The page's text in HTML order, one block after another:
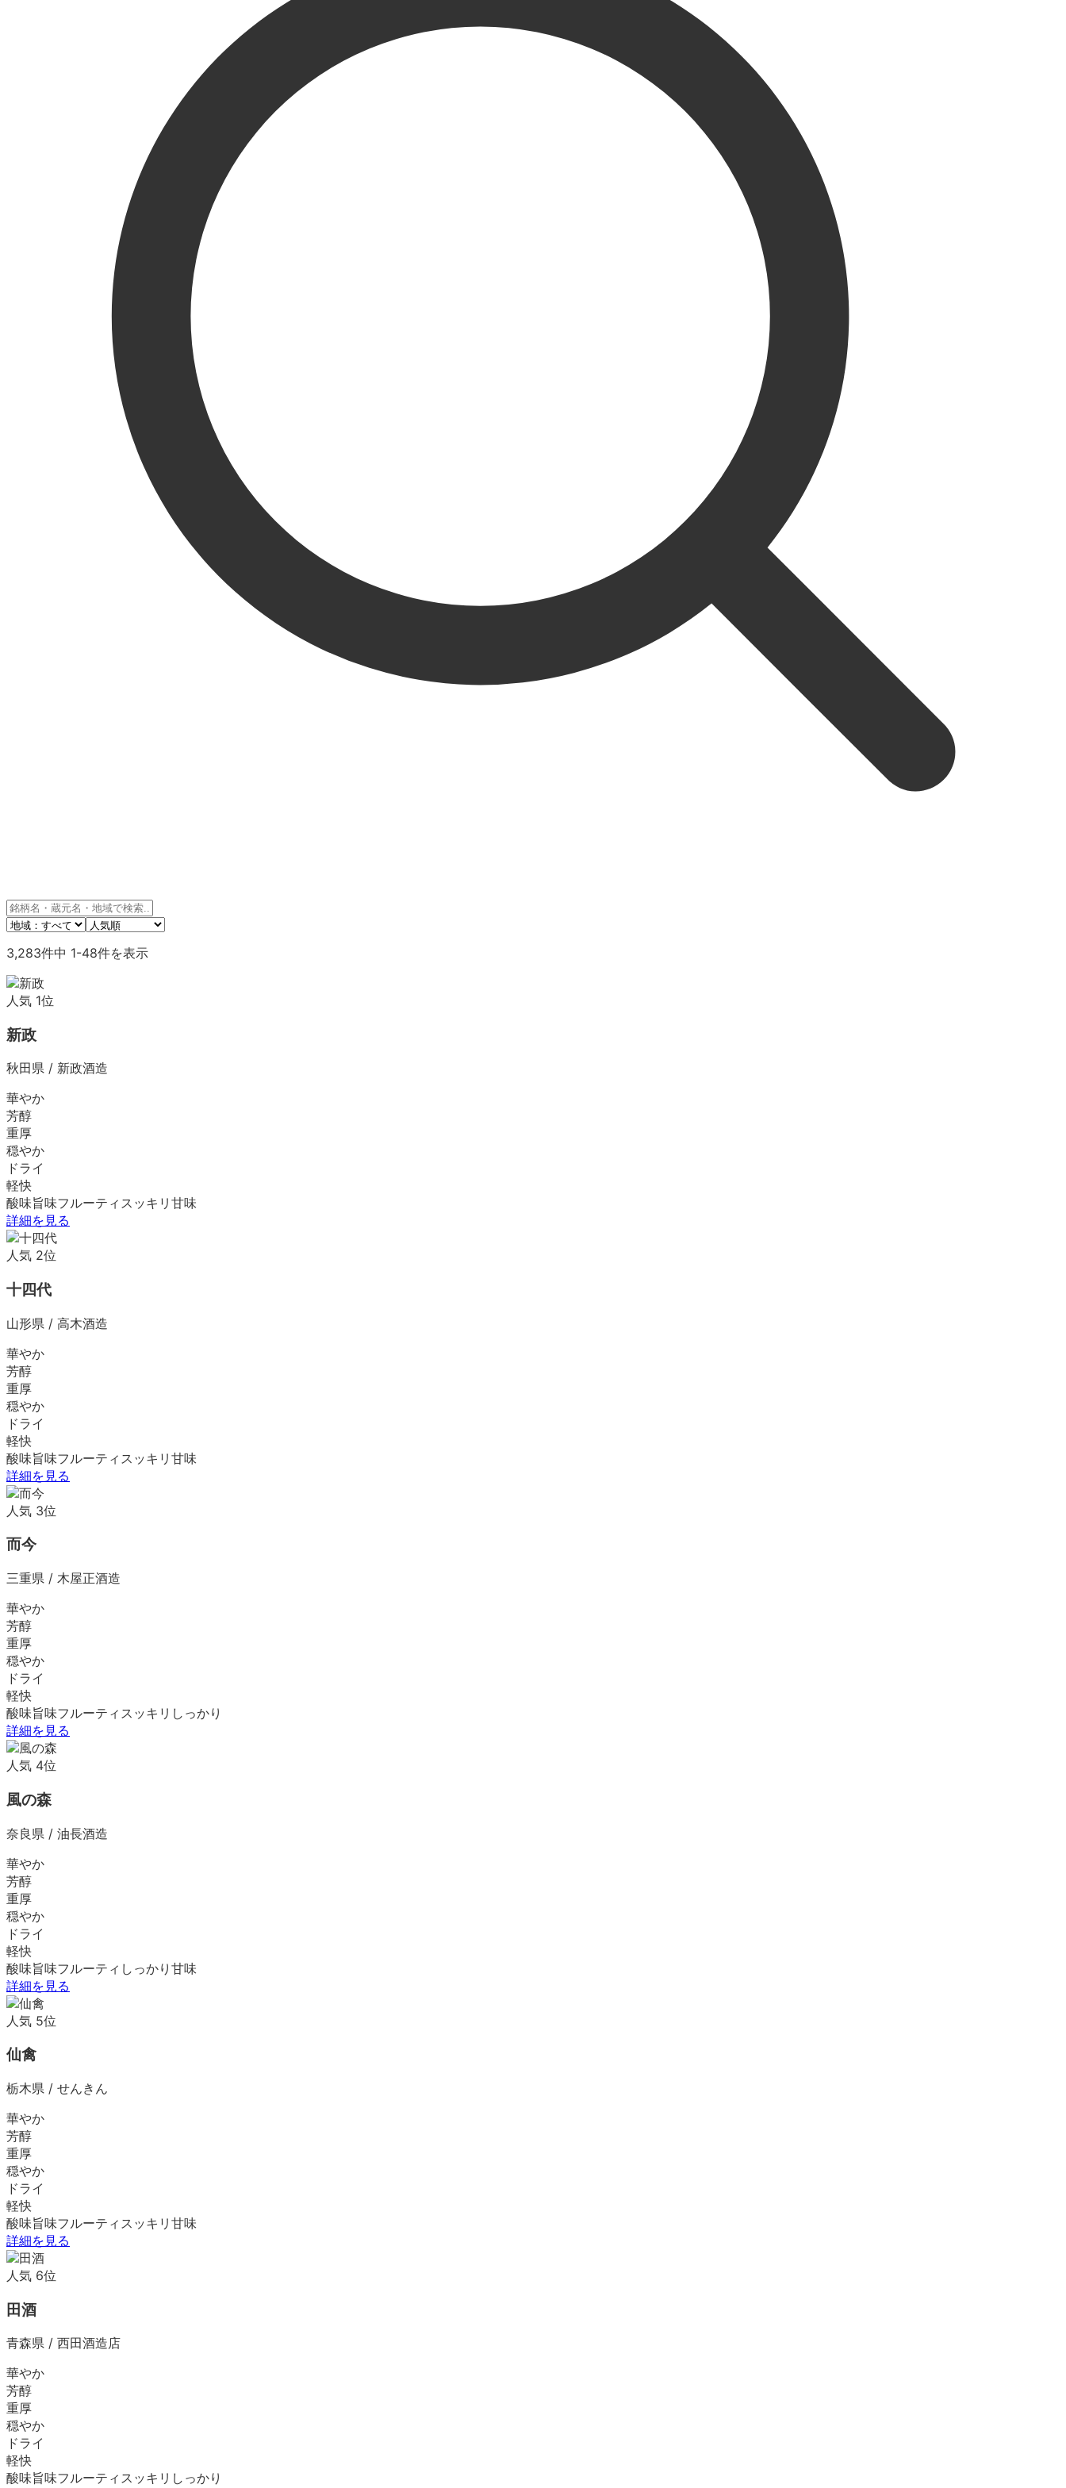
3,283件中 1-48件を表示
人気 1位
新政
秋田県 / 新政酒造
華やか
芳醇
重厚
穏やか
ドライ
軽快
酸味旨味フルーティ スッキリ 甘味
詳細を見る
人気 2位
十四代
山形県 / 高木酒造
華やか
芳醇
重厚
穏やか
ドライ
軽快
酸味旨味フルーティ スッキリ 甘味
詳細を見る
人気 3位
而今
三重県 / 木屋正酒造
華やか
芳醇
重厚
穏やか
ドライ
軽快
酸味旨味フルーティ スッキリ しっかり
詳細を見る
人気 4位
風の森
奈良県 / 油長酒造
華やか
芳醇
重厚
穏やか
ドライ
軽快
酸味旨味フルーティ しっかり 甘味
詳細を見る
人気 5位
仙禽
栃木県 / せんきん
華やか
芳醇
重厚
穏やか
ドライ
軽快
酸味旨味フルーティ スッキリ 甘味
詳細を見る
人気 6位
田酒
青森県 / 西田酒造店
華やか
芳醇
重厚
穏やか
ドライ
軽快
酸味旨味フルーティ スッキリ しっかり